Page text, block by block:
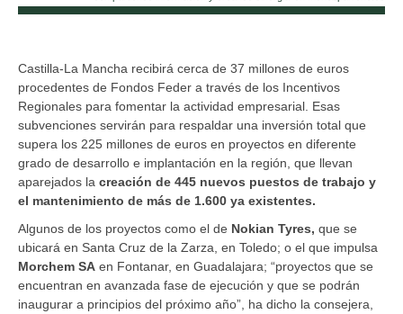
Castilla-La Mancha recibirá cerca de 37 millones de euros
procedentes de Fondos Feder a través de los Incentivos
Regionales para fomentar la actividad empresarial. Esas
subvenciones servirán para respaldar una inversión total que
supera los 225 millones de euros en proyectos en diferente
grado de desarrollo e implantación en la región, que llevan
aparejados la creación de 445 nuevos puestos de trabajo y
el mantenimiento de más de 1.600 ya existentes.
Algunos de los proyectos como el de Nokian Tyres, que se
ubicará en Santa Cruz de la Zarza, en Toledo; o el que impulsa
Morchem SA en Fontanar, en Guadalajara; “proyectos que se
encuentran en avanzada fase de ejecución y que se podrán
inaugurar a principios del próximo año”, ha dicho la consejera,